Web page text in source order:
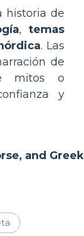
historia de
, temas
. Las
de
mitos o
y
and Greek